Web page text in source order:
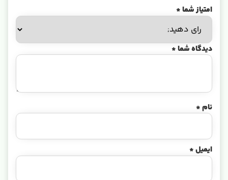
امتیاز شما*
دیدگاه شما*
نام*
ایمیل*